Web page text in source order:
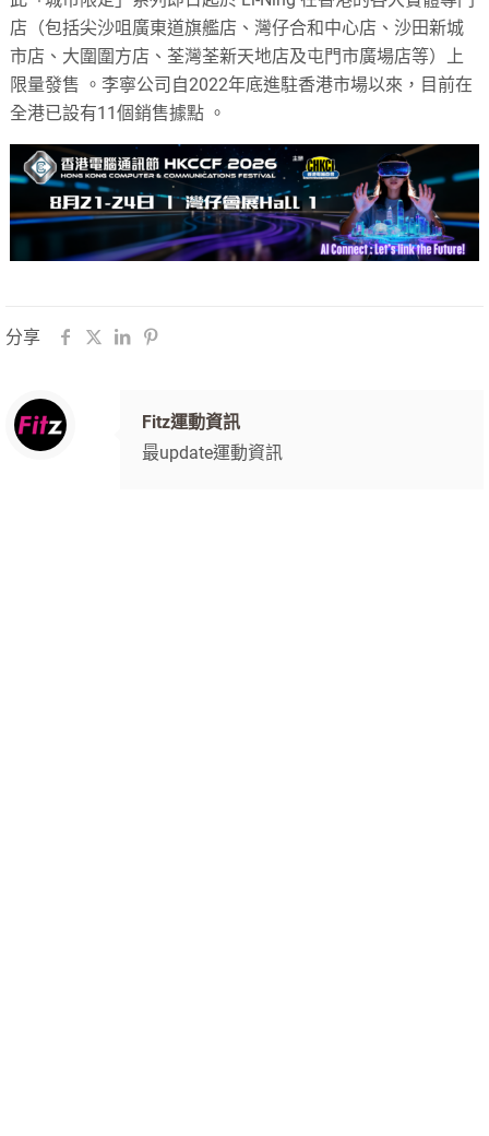
店（包括尖沙咀廣東道旗艦店、灣仔合和中心店、沙田新城
市店、大圍圍方店、荃灣荃新天地店及屯門市廣場店等）上
限量發售 。李寧公司自2022年底進駐香港市場以來，目前在
全港已設有11個銷售據點 。
分享
Fitz運動資訊
最update運動資訊